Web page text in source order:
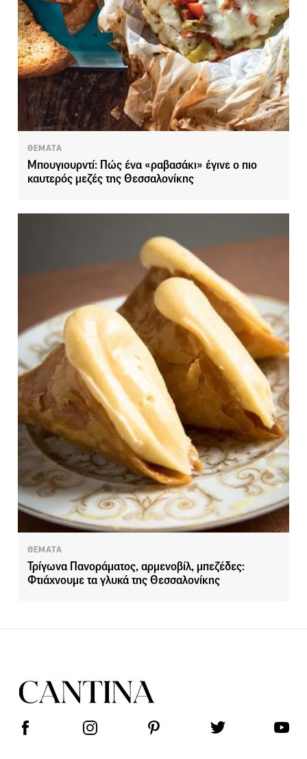
ΘΕΜΑΤΑ
Μπουγιουρντί: Πώς ένα «ραβασάκι» έγινε ο πιο
καυτερός μεζές της Θεσσαλονίκης
ΘΕΜΑΤΑ
Τρίγωνα Πανοράματος, αρμενοβίλ, μπεζέδες:
Φτιάχνουμε τα γλυκά της Θεσσαλονίκης